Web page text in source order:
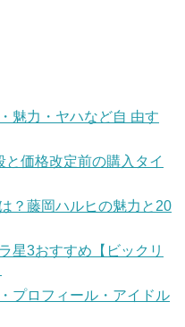
魅力・ヤハなど自 由す
価格改定前の購入タイ
？藤岡ハルヒの魅力と20
星3おすすめ【ビックリ
プロフィール・アイドル